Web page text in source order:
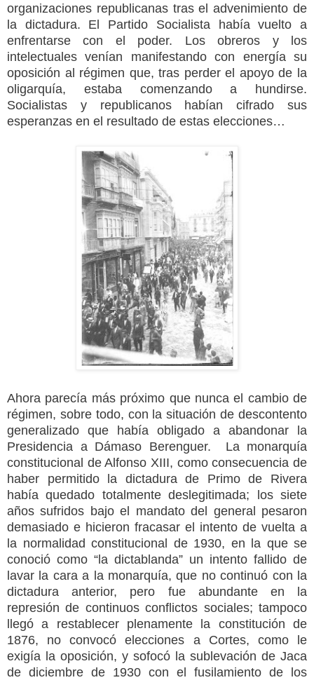
organizaciones republicanas tras el advenimiento de
la dictadura. El Partido Socialista había vuelto a
enfrentarse con el poder. Los obreros y los
intelectuales venían manifestando con energía su
oposición al régimen que, tras perder el apoyo de la
oligarquía, estaba comenzando a hundirse.
Socialistas y republicanos habían cifrado sus
esperanzas en el resultado de estas elecciones…
Ahora parecía más próximo que nunca el cambio de
régimen, sobre todo, con la situación de descontento
generalizado que había obligado a abandonar la
Presidencia a Dámaso Berenguer.
La monarquía
constitucional de Alfonso XIII, como consecuencia de
haber permitido la dictadura de Primo de Rivera
había quedado totalmente deslegitimada; los siete
años sufridos bajo el mandato del general pesaron
demasiado e hicieron fracasar el intento de vuelta a
la normalidad constitucional de 1930, en la que se
conoció como “la dictablanda” un intento fallido de
lavar la cara a la monarquía, que no continuó con la
dictadura anterior, pero fue abundante en la
represión de continuos conflictos sociales; tampoco
llegó a restablecer plenamente la constitución de
1876, no convocó elecciones a Cortes, como le
exigía la oposición, y sofocó la sublevación de Jaca
de diciembre de 1930 con el fusilamiento de los